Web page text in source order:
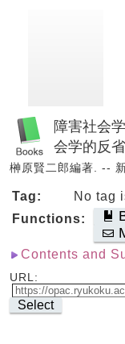
障害社会
会学的反
榊原賢二郎編著. --
Tag:
No tag
Functions:
Contents and
URL:
Select